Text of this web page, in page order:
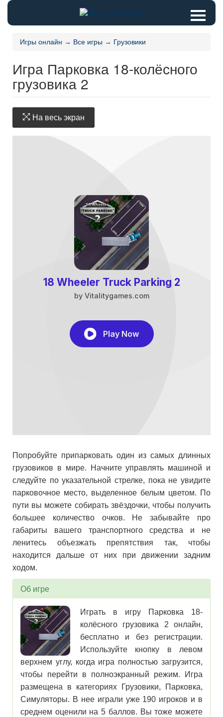
Игры онлайн → Все игры → Грузовики
Игра Парковка 18-колёсного
грузовика 2
На весь экран
Попробуйте припарковать один из самых длинных
грузовиков в мире. Начните управлять машиной и
следуйте по указательной стрелке, пока не увидите
парковочное место, выделенное белым цветом. По
пути вы можете собирать звёздочки, чтобы получить
большее количество очков. Не забывайте про
габариты вашего транспортного средства и не
ленитесь объезжать препятствия так, чтобы
находится дальше от них при движении задним
ходом.
Об игре
Играть в игру Парковка 18-
колёсного грузовика 2 онлайн,
бесплатно и без регистрации.
Используйте кнопку в левом
верхнем углу, когда игра полностью загрузится,
чтобы перейти в полноэкранный режим. Игра
размещена в категориях Грузовики, Парковка,
Симуляторы. В нее играли уже 190 игроков и в
среднем оценили на 5 баллов. Вы тоже можете